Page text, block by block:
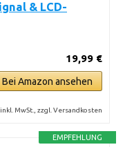
& LCD-
19,99 €
Bei Amazon ansehen
MwSt., zzgl. Versandkosten
EMPFEHLUNG